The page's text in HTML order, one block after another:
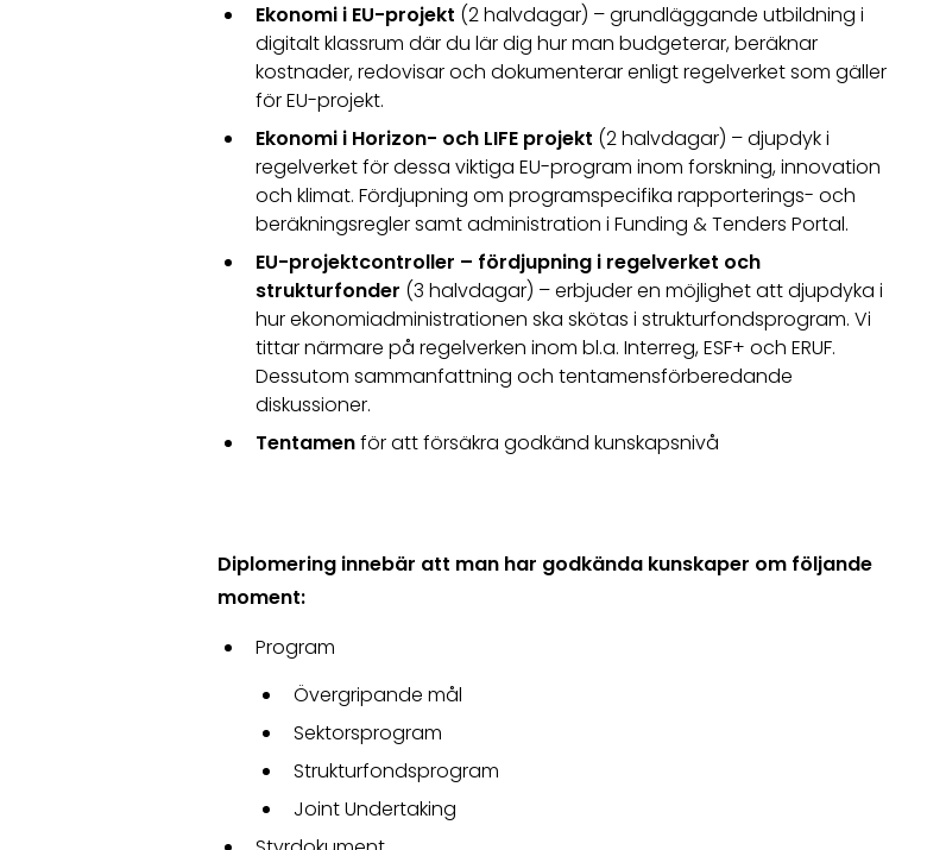
Ekonomi i EU-projekt (2 halvdagar) – grundläggande utbildning i
digitalt klassrum där du lär dig hur man budgeterar, beräknar
kostnader, redovisar och dokumenterar enligt regelverket som gäller
för EU-projekt.
Ekonomi i Horizon- och LIFE projekt (2 halvdagar) – djupdyk i
regelverket för dessa viktiga EU-program inom forskning, innovation
och klimat. Fördjupning om programspecifika rapporterings- och
beräkningsregler samt administration i Funding & Tenders Portal.
EU-projektcontroller – fördjupning i regelverket och
strukturfonder (3 halvdagar) – erbjuder en möjlighet att djupdyka i
hur ekonomiadministrationen ska skötas i strukturfondsprogram. Vi
tittar närmare på regelverken inom bl.a. Interreg, ESF+ och ERUF.
Dessutom sammanfattning och tentamensförberedande
diskussioner.
Tentamenför att försäkra godkänd kunskapsnivå
Diplomering innebär att man har godkända kunskaper om följande
moment:
Program
Övergripande mål
Sektorsprogram
Strukturfondsprogram
Joint Undertaking